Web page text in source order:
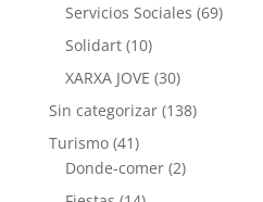
Servicios Sociales (69)
Solidart(10)
XARXA JOVE (30)
Sin categorizar(138)
Turismo(41)
Donde-comer(2)